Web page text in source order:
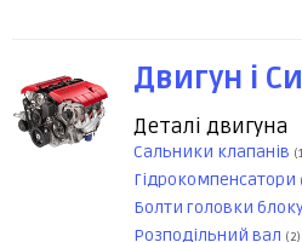
Двигун і
Деталі двигуна
Сальники клапанів
Гідрокомпенсатори
Болти головки
Розподільний вал (2)